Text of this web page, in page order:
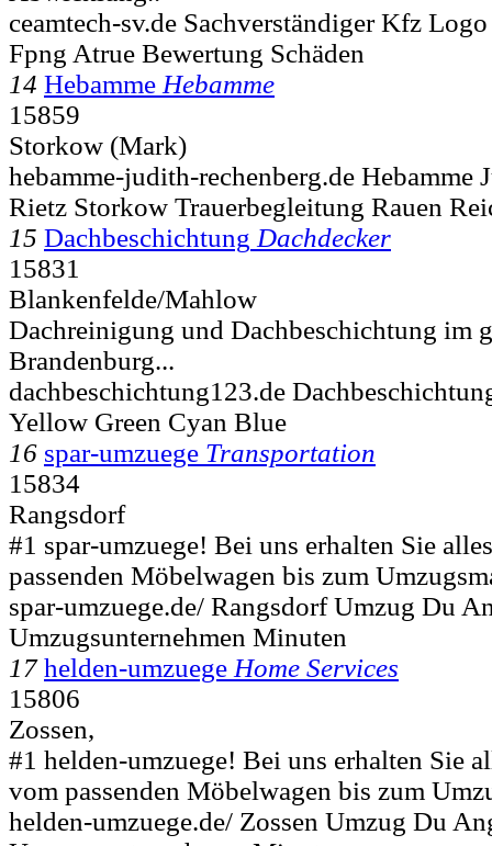
ceamtech-sv.de Sachverständiger Kfz
Fpng Atrue Bewertung Schäden
14 Hebamme Hebamme
15859
Storkow (Mark)
hebamme-judith-rechenberg.de Hebamme
Rietz Storkow Trauerbegleitung Rauen
15 Dachbeschichtung Dachdecker
15831
Blankenfelde/Mahlow
Dachreinigung und Dachbeschichtung im
Brandenburg...
dachbeschichtung123.de
Yellow Green Cyan Blue
16 spar-umzuege Transportation
15834
Rangsdorf
#1 spar-umzuege! Bei uns erhalten Sie
passenden Möbelwagen bis zum
spar-umzuege.de/ Rangsdorf Umzug Du
Umzugsunternehmen Minuten
17 helden-umzuege Home Services
15806
Zossen,
#1 helden-umzuege! Bei uns erhalten Sie
vom passenden Möbelwagen bis zum
helden-umzuege.de/ Zossen Umzug Du